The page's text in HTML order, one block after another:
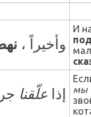
وأخيراً ،
И
إذا علّقنا
мы